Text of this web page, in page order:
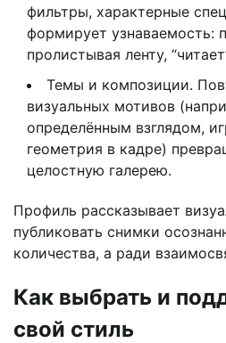
фильтры, характерные
формирует узнаваемость:
пролистывая ленту,
Темы и композиции.
визуальных мотивов
определённым взглядом,
геометрия в кадре)
целостную галерею.
Профиль рассказывает
публиковать снимки
количества, а ради
Как выбрать и
свой стиль